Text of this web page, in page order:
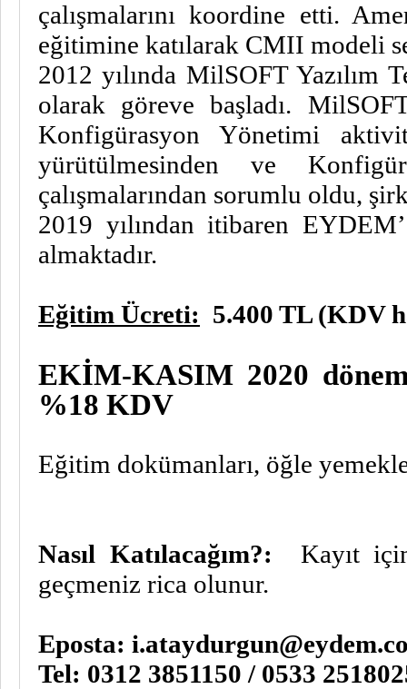
çalışmalarını koordine etti.
eğitimine katılarak CMII modeli
2012 yılında MilSOFT
olarak göreve başladı.
Konfigürasyon Yönetimi
yürütülmesinden ve
çalışmalarından sorumlu oldu,
2019 yılından itibaren
almaktadır.
Eğitim Ücreti: 5.400 TL (KDV
EKİM-KASIM 2020
%18 KDV
Eğitim dokümanları, öğle
Nasıl Katılacağım?: Kayıt
geçmeniz rica olunur.
Eposta:
Tel: 0312 3851150 / 0533